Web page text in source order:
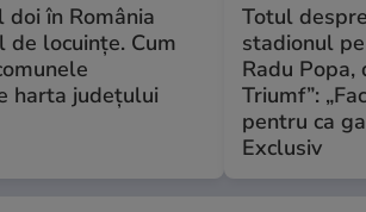
doi în România
de locuințe. Cum
harta județului
Totul
stadionul
Radu Popa,
Triumf”:
pentru ca
Exclusiv